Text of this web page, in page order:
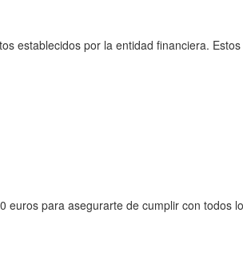
establecidos por la entidad financiera.
euros para asegurarte de cumplir con todos